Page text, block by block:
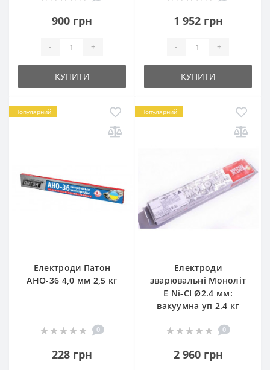
900 грн
- +
КУПИТИ
1 952 грн
- +
КУПИТИ
Популярний
Електроди Патон
АНО-36 4,0 мм 2,5 кг
0
228 грн
Популярний
Електроди
зварювальні Моноліт
E Ni-CI Ø2.4 мм:
вакуумна уп 2.4 кг
0
2 960 грн